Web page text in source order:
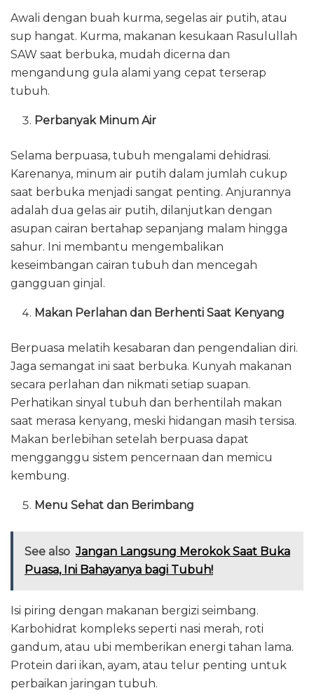
Awali dengan buah kurma, segelas air putih, atau
sup hangat. Kurma, makanan kesukaan Rasulullah
SAW saat berbuka, mudah dicerna dan
mengandung gula alami yang cepat terserap
tubuh.
Perbanyak Minum Air
Selama berpuasa, tubuh mengalami dehidrasi.
Karenanya, minum air putih dalam jumlah cukup
saat berbuka menjadi sangat penting. Anjurannya
adalah dua gelas air putih, dilanjutkan dengan
asupan cairan bertahap sepanjang malam hingga
sahur. Ini membantu mengembalikan
keseimbangan cairan tubuh dan mencegah
gangguan ginjal.
Makan Perlahan dan Berhenti Saat Kenyang
Berpuasa melatih kesabaran dan pengendalian diri.
Jaga semangat ini saat berbuka. Kunyah makanan
secara perlahan dan nikmati setiap suapan.
Perhatikan sinyal tubuh dan berhentilah makan
saat merasa kenyang, meski hidangan masih tersisa.
Makan berlebihan setelah berpuasa dapat
mengganggu sistem pencernaan dan memicu
kembung.
Menu Sehat dan Berimbang
See also Jangan Langsung Merokok Saat Buka
Puasa, Ini Bahayanya bagi Tubuh!
Isi piring dengan makanan bergizi seimbang.
Karbohidrat kompleks seperti nasi merah, roti
gandum, atau ubi memberikan energi tahan lama.
Protein dari ikan, ayam, atau telur penting untuk
perbaikan jaringan tubuh.